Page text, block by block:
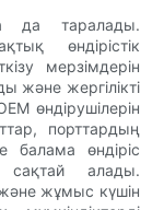
да таралады.
өндірістік
мерзімдерін
және жергілікті
өндірушілерін
порттардың
балама өндіріс
сақтай алады.
және жұмыс күшін